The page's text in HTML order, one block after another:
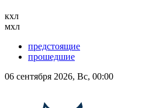
кхл
мхл
предстоящие
прошедшие
06 сентября 2026, Вс, 00:00